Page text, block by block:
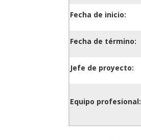
Fecha de inicio:
Fecha de término:
Jefe de proyecto:
Equipo profesional: